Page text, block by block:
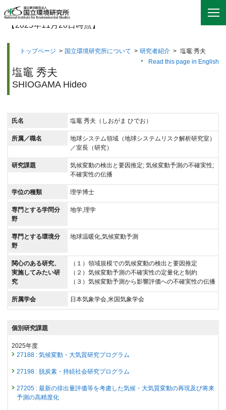
【2025年11月20日時点】
トップページ > 国立環境研究所について > 研究者紹介 > 塩竈 秀夫
Read this page in English
塩竈 秀夫
SHIOGAMA Hideo
氏名 塩竈 秀夫（しおがま ひでお）
所属／職名
地球システム領域（地球システムリスク解析研究室）
／室長（研究）
研究課題
気候変動の検出と要因推定; 気候変動予測の不確実性;
不確実性の伝播
学位の種類 理学博士
専門とする学問分
野
地学,理学
専門とする環境分
野
地球温暖化,気候変動予測
関心のある研究、
実施してみたい研
究
（１）領域規模での気候変動の検出と要因推定
（２）気候変動予測の不確実性の定量化と制約
（３）気候変動予測から影響評価への不確実性の伝播
所属学会 日本気象学会,米国気象学会
個別研究課題
2025年度
27188 : 気候変動・大気質研究プログラム
27198 : 脱炭素・持続社会研究プログラム
27205 : 最新の排出量評価等を考慮した気候・大気質変動の再現及び将来
予測の高精度化